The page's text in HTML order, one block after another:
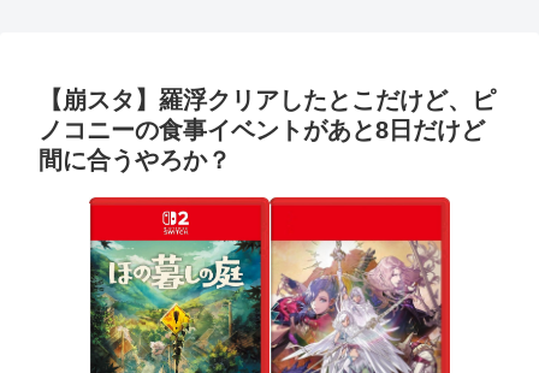
【崩スタ】羅浮クリアしたとこだけど、ピ
ノコニーの食事イベントがあと8日だけど
間に合うやろか？